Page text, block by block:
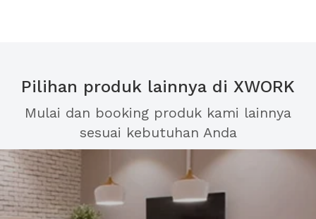
Pilihan produk lainnya di XWORK
Mulai dan booking produk kami lainnya
sesuai kebutuhan Anda